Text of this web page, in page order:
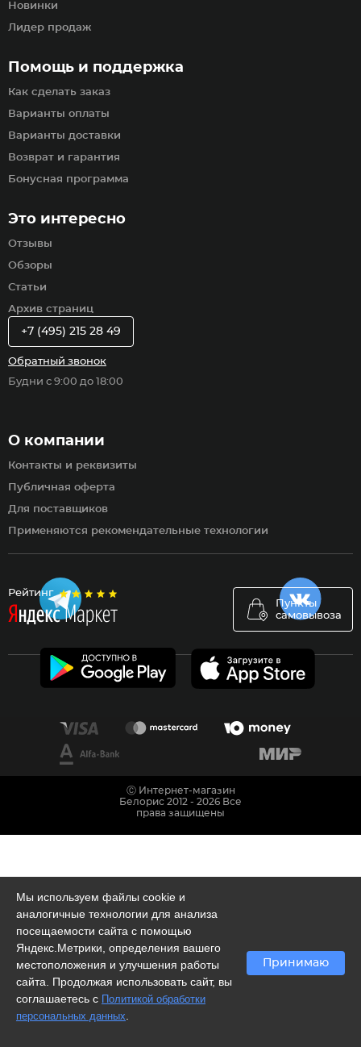
Рейтинг
Пункты
самовывоза
Помощь и поддержка
Как сделать заказ
Варианты оплаты
Варианты доставки
Возврат и гарантия
Бонусная программа
Новинки
Лидер продаж
Это интересно
Отзывы
Обзоры
Статьи
Архив страниц
О компании
Контакты и реквизиты
Публичная оферта
Для поставщиков
Применяются рекомендательные технологии
+7 (495) 215 28 49
Обратный звонок
Будни с 9:00 до 18:00
Мы используем файлы cookie и
аналогичные технологии для анализа
посещаемости сайта с помощью
Яндекс.Метрики, определения вашего
местоположения и улучшения работы
сайта. Продолжая использовать сайт, вы
соглашаетесь с Политикой обработки
персональных данных
Принимаю
Ⓒ Интернет-магазин
Белорис 2012 - 2026 Все
права защищены